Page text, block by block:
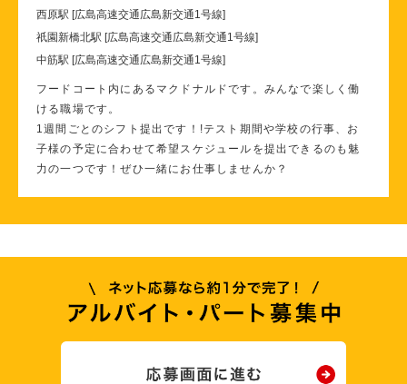
西原駅 [広島高速交通広島新交通1号線]
祇園新橋北駅 [広島高速交通広島新交通1号線]
中筋駅 [広島高速交通広島新交通1号線]
フードコート内にあるマクドナルドです。みんなで楽しく働
ける職場です。
1週間ごとのシフト提出です！!テスト期間や学校の行事、お
子様の予定に合わせて希望スケジュールを提出できるのも魅
力の一つです！ぜひ一緒にお仕事しませんか？